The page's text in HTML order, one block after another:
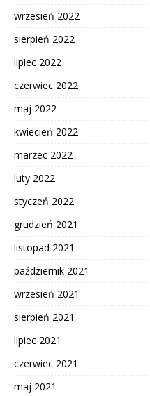
wrzesień 2022
sierpień 2022
lipiec 2022
czerwiec 2022
maj 2022
kwiecień 2022
marzec 2022
luty 2022
styczeń 2022
grudzień 2021
listopad 2021
październik 2021
wrzesień 2021
sierpień 2021
lipiec 2021
czerwiec 2021
maj 2021